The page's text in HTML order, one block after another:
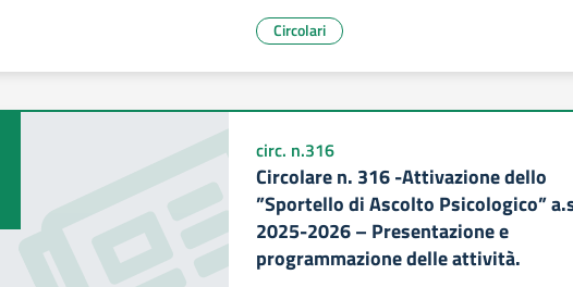
Circolari
circ. n.316
Circolare n. 316 -Attivazione dello
”Sportello di Ascolto Psicologico”
2025-2026 – Presentazione e
programmazione delle attività.